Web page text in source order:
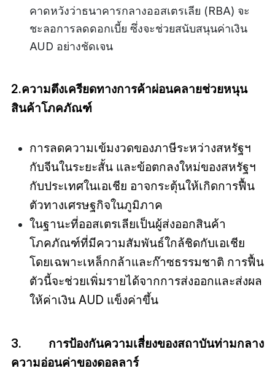
คาดหวังว่าธนาคารกลางออสเตรเลีย (RBA) จะ
ชะลอการลดดอกเบี้ย ซึ่งจะช่วยสนับสนุนค่าเงิน
AUD อย่างชัดเจน
2.ความตึงเครียดทางการค้าผ่อนคลายช่วยหนุน
สินค้าโภคภัณฑ์
การลดความเข้มงวดของภาษีระหว่างสหรัฐฯ
กับจีนในระยะสั้น และข้อตกลงใหม่ของสหรัฐฯ
กับประเทศในเอเชีย อาจกระตุ้นให้เกิดการฟื้น
ตัวทางเศรษฐกิจในภูมิภาค
ในฐานะที่ออสเตรเลียเป็นผู้ส่งออกสินค้า
โภคภัณฑ์ที่มีความสัมพันธ์ใกล้ชิดกับเอเชีย
โดยเฉพาะเหล็กกล้าและก๊าซธรรมชาติ การฟื้น
ตัวนี้จะช่วยเพิ่มรายได้จากการส่งออกและส่งผล
ให้ค่าเงิน AUD แข็งค่าขึ้น
3. การป้องกันความเสี่ยงของสถาบันท่ามกลาง
ความอ่อนค่าของดอลลาร์